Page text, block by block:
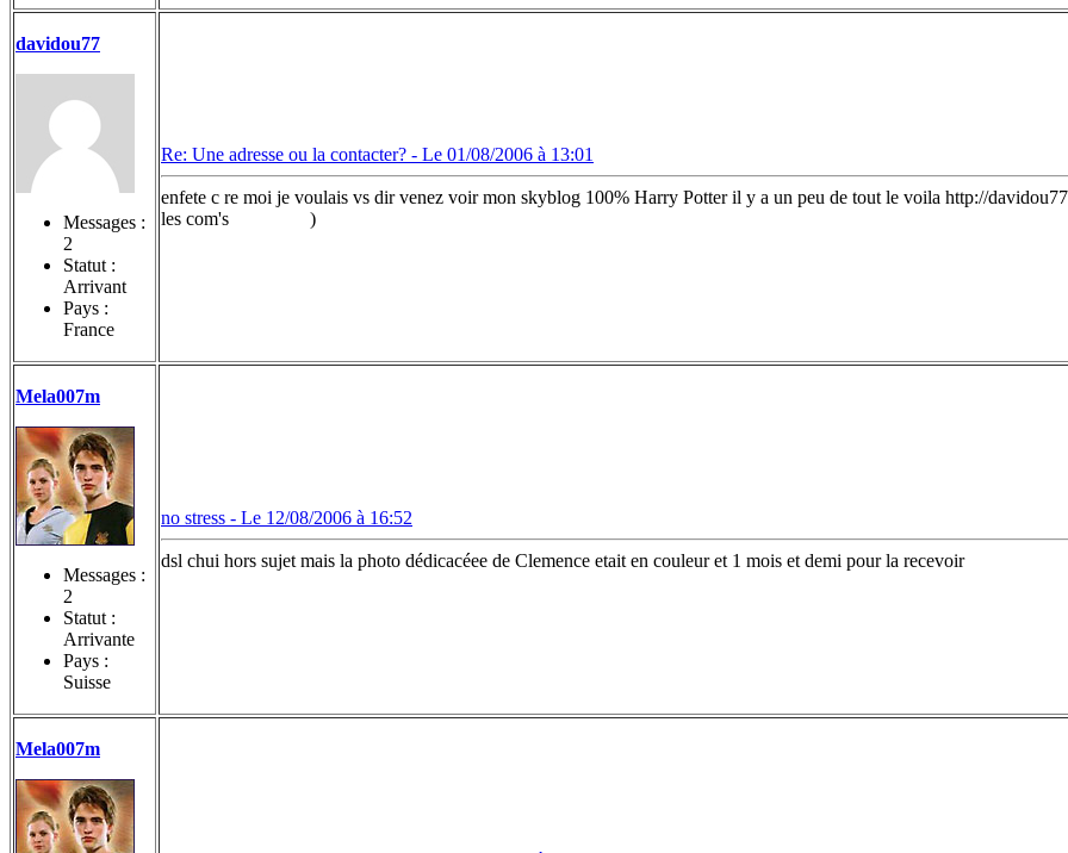
davidou77
Messages :
2
Statut :
Arrivant
Pays :
France
Re: Une adresse ou la contacter? - Le 01/08/2006 à 13:01
enfete c re moi je voulais vs dir venez voir mon skyblog 100% Harry Potter il y a un peu de tout le voila http://
les com's
)
Mela007m
Messages :
2
Statut :
Arrivante
Pays :
Suisse
no stress - Le 12/08/2006 à 16:52
dsl chui hors sujet mais la photo dédicacéee de Clemence etait en couleur et 1 mois et demi pour la recevoir
Mela007m